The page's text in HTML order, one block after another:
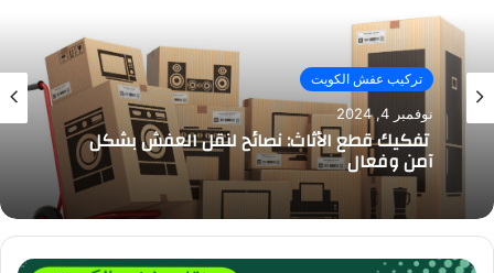
تركيب عفش الكويت
نوفمبر 4, 2024
تفكيك قطع الأثاث: نصائح لنقل العفش بشكل
آمن وفعال